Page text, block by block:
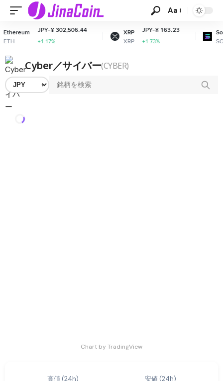
Aa
JPY-¥ 302,506.44
+1.17%
XRP
XRP
JPY-¥ 163.23
+1.73%
SOL
Cyber／サイバー(CYBER)
Chart by TradingView
高値 (24h) 安値 (24h)